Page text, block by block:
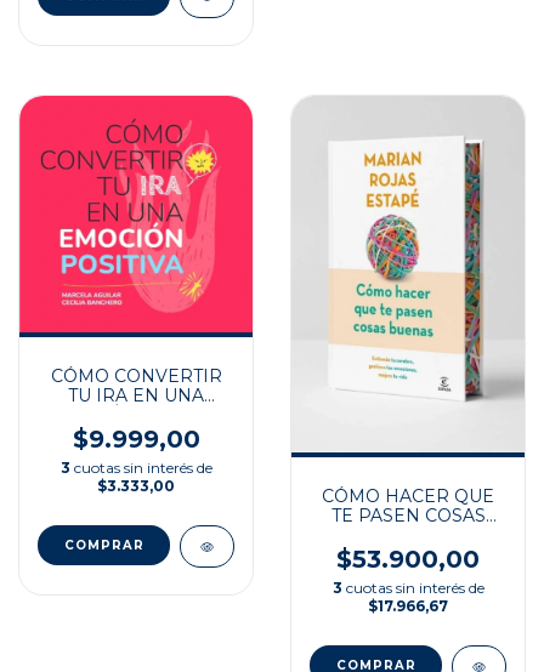
CÓMO CONVERTIR
TU IRA EN UNA
$9.999,00
3 cuotas sin interés de
$3.333,00
CÓMO HACER QUE
TE PASEN COSAS
$53.900,00
3 cuotas sin interés de
$17.966,67